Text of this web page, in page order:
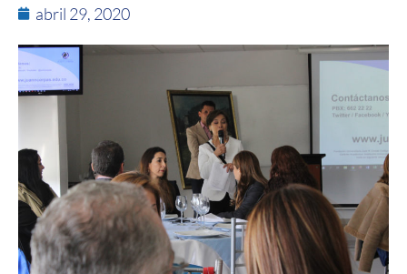
abril 29, 2020